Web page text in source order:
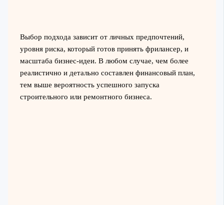
Выбор подхода зависит от личных предпочтений,
уровня риска, который готов принять фрилансер, и
масштаба бизнес-идеи. В любом случае, чем более
реалистично и детально составлен финансовый план,
тем выше вероятность успешного запуска
строительного или ремонтного бизнеса.